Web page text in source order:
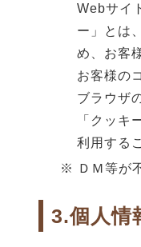
Webサイ
ー」とは
め、お客
お客様の
ブラウザ
「クッキ
利用する
※ ＤＭ等が
3.個人情